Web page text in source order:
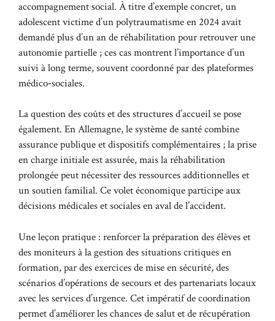
accompagnement social. À titre d’exemple concret, un
adolescent victime d’un polytraumatisme en 2024 avait
demandé plus d’un an de réhabilitation pour retrouver une
autonomie partielle ; ces cas montrent l’importance d’un
suivi à long terme, souvent coordonné par des plateformes
médico‑sociales.
La question des coûts et des structures d’accueil se pose
également. En Allemagne, le système de santé combine
assurance publique et dispositifs complémentaires ; la prise
en charge initiale est assurée, mais la réhabilitation
prolongée peut nécessiter des ressources additionnelles et
un soutien familial. Ce volet économique participe aux
décisions médicales et sociales en aval de l’accident.
Une leçon pratique : renforcer la préparation des élèves et
des moniteurs à la gestion des situations critiques en
formation, par des exercices de mise en sécurité, des
scénarios d’opérations de secours et des partenariats locaux
avec les services d’urgence. Cet impératif de coordination
permet d’améliorer les chances de salut et de récupération